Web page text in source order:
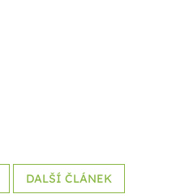
DALŠÍ ČLÁNEK